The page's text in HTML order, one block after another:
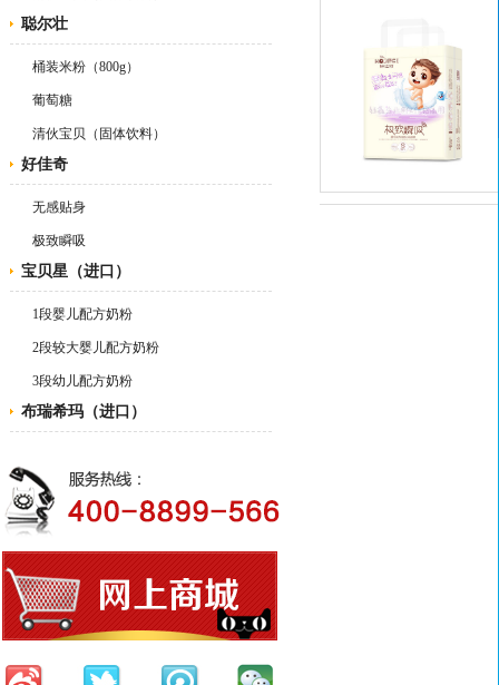
聪尔壮
桶装米粉（800g）
葡萄糖
清伙宝贝（固体饮料）
好佳奇
无感贴身
极致瞬吸
宝贝星（进口）
1段婴儿配方奶粉
2段较大婴儿配方奶粉
3段幼儿配方奶粉
布瑞希玛（进口）